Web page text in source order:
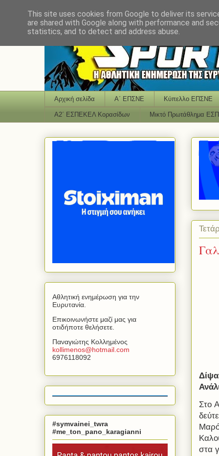
Αρχική σελίδα Α΄ ΕΠΣΝΕ Κύπελλο ΕΠΣΝΕ
Α2΄ ΕΣΠΕΚΕΛ Κορασίδων Μικτό Πρωτάθλημα
Στο
στα
Αθλητική ενημέρωση για την
Ευρυτανία.
Επικοινωνήστε μαζί μας για
οτιδήποτε θελήσετε.
Παναγιώτης Κολλημένος
kollimenos@hotmail com
6976118092
#symvainei_twra
#me_ton_pano_karagianni
This site uses cookies from Google to deliver its
are shared with Google along with performance and
statistics, and to detect and address abuse.